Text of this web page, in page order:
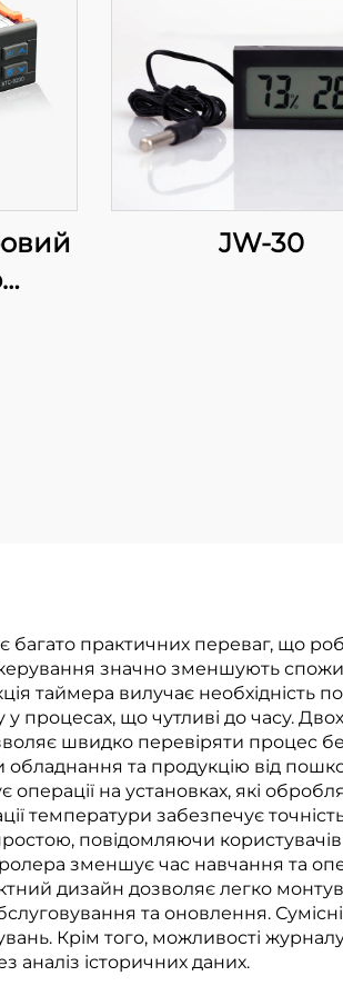
JW-30
практичних переваг, що
значно зменшують
таймера вилучає необхідність
що чутливі до часу.
швидко перевіряти процес
та продукцію від
на установках, які
температури забезпечує
повідомляючи
зменшує час навчання та
дизайн дозволяє легко
та оновлення.
Крім того, можливості
аналіз історичних даних.